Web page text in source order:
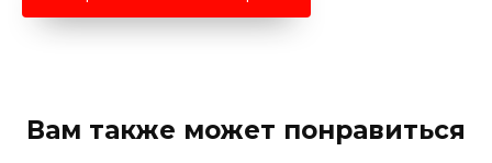
Вам также может понравиться